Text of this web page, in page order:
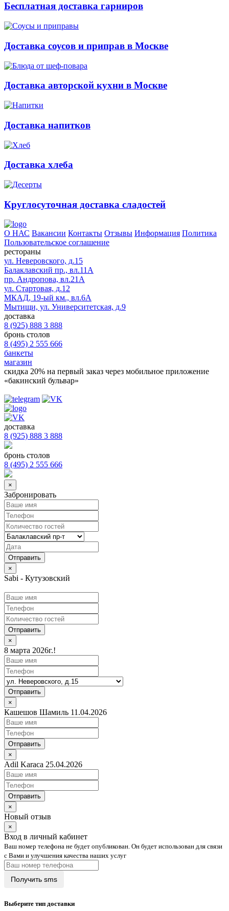
Бесплатная доставка гарниров
Доставка соусов и приправ в Москве
Доставка авторской кухни в Москве
Доставка напитков
Доставка хлеба
Круглосуточная доставка сладостей
О НАС Вакансии Контакты Отзывы Информация Политика
Пользовательское соглашение
рестораны
ул. Неверовского, д.15
Балаклавский пр., вл.11А
пр. Андропова, вл.21А
ул. Стартовая, д.12
МКАД, 19-ый км., вл.6А
Мытищи, ул. Университетская, д.9
доставка
8 (925) 888 3 888
бронь столов
8 (495) 2 555 666
банкеты
магазин
скидка 20% на первый заказ через мобильное приложение
«бакинский бульвар»
доставка
8 (925) 888 3 888
бронь столов
8 (495) 2 555 666
×
Забронировать
×
Sabi - Кутузовский
Отправить
×
8 марта 2026г.!
Отправить
×
Кашешов Шамиль 11.04.2026
Отправить
×
Adil Karaca 25.04.2026
Отправить
×
Новый отзыв
×
Вход в личный кабинет
Ваш номер телефона не будет опубликован. Он будет использован для связи
с Вами и улучшения качества наших услуг
Выберите тип доставки